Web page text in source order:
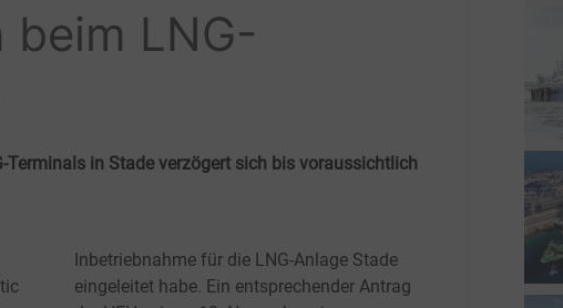
beim LNG-
Terminals in Stade verzögert sich bis voraussichtlich
Inbetriebnahme für die LNG-Anlage Stade
eingeleitet habe. Ein entsprechender Antrag